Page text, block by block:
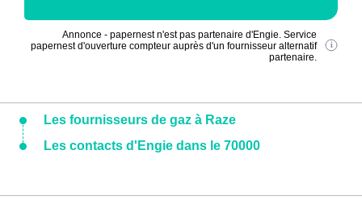
Annonce - papernest n'est pas partenaire d'Engie. Service
papernest d'ouverture compteur auprès d'un fournisseur alternatif
partenaire.
Les fournisseurs de gaz à Raze
Les contacts d'Engie dans le 70000